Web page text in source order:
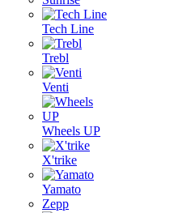
Tech Line
Trebl
Venti
Wheels UP
X'trike
Yamato
Zepp